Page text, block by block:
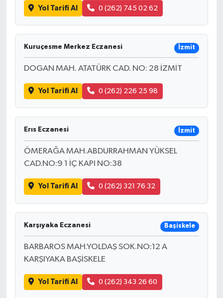
Yol Tarifi Al 0 (262) 745 02 62
Kuruçesme Merkez Eczanesi İzmit
DOGAN MAH. ATATÜRK CAD. NO: 28 İZMİT
Yol Tarifi Al 0 (262) 226 25 98
Erıs Eczanesi İzmit
ÖMERAĞA MAH.ABDURRAHMAN YÜKSEL
CAD.NO:9 1 İÇ KAPI NO:38
Yol Tarifi Al 0 (262) 321 76 32
Karşıyaka Eczanesi Başiskele
BARBAROS MAH.YOLDAŞ SOK.NO:12 A
KARŞIYAKA BAŞİSKELE
Yol Tarifi Al 0 (262) 343 26 60